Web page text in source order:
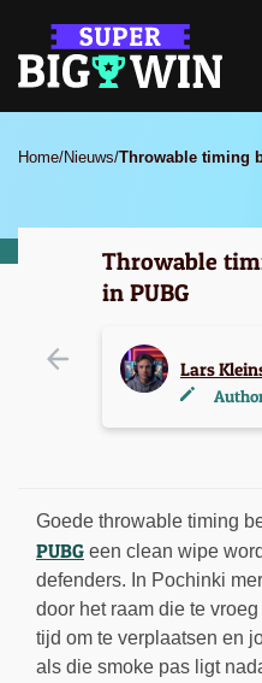
Home/Nieuws/Throwable timing
Throwable
in PUBG
Lars
Goede throwable timing
PUBG een clean wipe
defenders. In Pochinki
door het raam die te
tijd om te verplaatsen en
als die smoke pas ligt